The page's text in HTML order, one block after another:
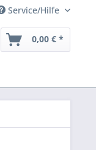
Service/Hilfe
0,00 € *